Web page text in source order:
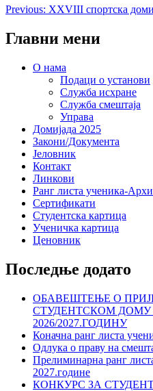
Кретање
чланка
Previous: XXVIII спортска
Главни мени
O нама
Подаци о установи
Служба исхране
Служба смештаја
Управа
Домијада 2025
Закони/Документа
Јеловник
Контакт
Линкови
Ранг листа ученика-
Сертификати
Студентска картица
Ученичка картица
Ценовник
Последње додато
ОБАВЕШТЕЊЕ О
СТУДЕНТСКОМ
2026/2027.ГОДИНУ
Коначна ранг листа
Одлука о праву на
Прелиминарна ранг
2027.године
КОНКУРС ЗА